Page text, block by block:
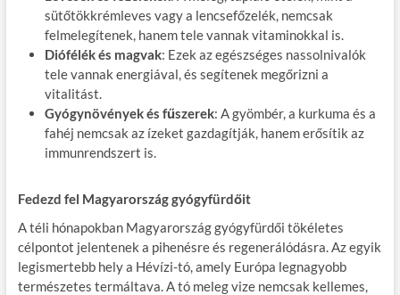
sütőtökkrémleves vagy a lencsefőzelék, nemcsak
felmelegítenek, hanem tele vannak vitaminokkal is.
Diófélék és magvak: Ezek az egészséges nassolnivalók
tele vannak energiával, és segítenek megőrizni a
vitalitást.
Gyógynövények és fűszerek: A gyömbér, a kurkuma és a
fahéj nemcsak az ízeket gazdagítják, hanem erősítik az
immunrendszert is.
Fedezd fel Magyarország gyógyfürdőit
A téli hónapokban Magyarország gyógyfürdői tökéletes
célpontot jelentenek a pihenésre és regenerálódásra. Az egyik
legismertebb hely a Hévízi-tó, amely Európa legnagyobb
természetes termáltava. A tó meleg vize nemcsak kellemes,